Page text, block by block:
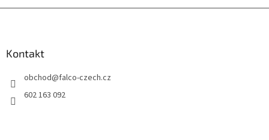
Kontakt
obchod@falco-czech.cz
602 163 092